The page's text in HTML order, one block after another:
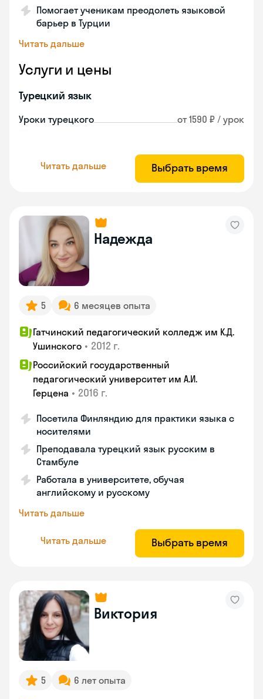
Помогает ученикам преодолеть языковой
барьер в Турции
Читать дальше
Услуги и цены
Турецкий язык
Уроки турецкого от 1590 ₽ / урок
Читать дальше Выбрать время
Надежда
5 6 месяцев опыта
Гатчинский педагогический колледж им К.Д.
Ушинского • 2012 г.
Российский государственный
педагогический университет им А.И.
Герцена • 2016 г.
Посетила Финляндию для практики языка с
носителями
Преподавала турецкий язык русским в
Стамбуле
Работала в университете, обучая
английскому и русскому
Читать дальше
Читать дальше Выбрать время
Виктория
5 6 лет опыта